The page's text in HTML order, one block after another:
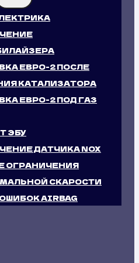
ЕВРО-2 ПОСЛЕ
КАТАЛИЗАТОРА
ЕВРО-2 ПОД ГАЗ
ЭБУ
ДАТЧИКА NOX
ОГРАНИЧЕНИЯ
СКАРОСТИ
AIRBAG